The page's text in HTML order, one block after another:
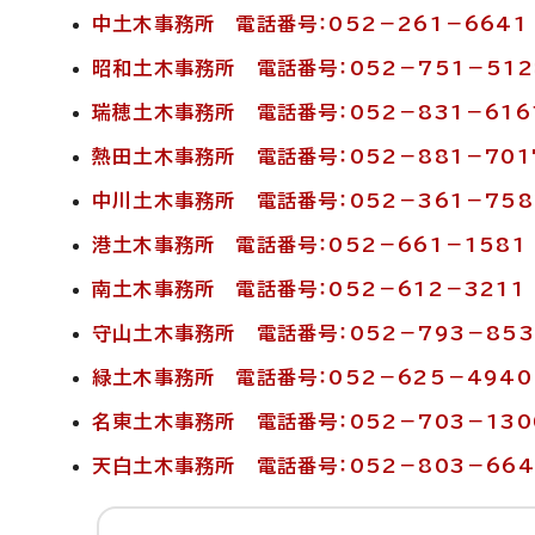
中土木事務所 電話番号：052－261－6641
昭和土木事務所 電話番号：052－751－
瑞穂土木事務所 電話番号：052－831－
熱田土木事務所 電話番号：052－881－
中川土木事務所 電話番号：052－361－
港土木事務所 電話番号：052－661－1581
南土木事務所 電話番号：052－612－3211
守山土木事務所 電話番号：052－793－
緑土木事務所 電話番号：052－625－4940
名東土木事務所 電話番号：052－703－
天白土木事務所 電話番号：052－803－